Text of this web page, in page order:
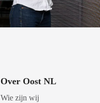
Over Oost NL
Wie zijn wij